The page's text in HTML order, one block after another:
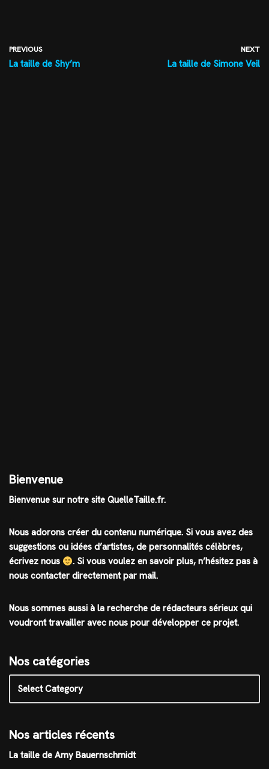
PREVIOUS
La taille de Shy’m
NEXT
La taille de Simone Veil
Bienvenue
Bienvenue sur notre site QuelleTaille.fr.
Nous adorons créer du contenu numérique. Si vous avez des
suggestions ou idées d’artistes, de personnalités célèbres,
écrivez nous
. Si vous voulez en savoir plus, n’hésitez pas à
nous contacter directement par mail.
Nous sommes aussi à la recherche de rédacteurs sérieux qui
voudront travailler avec nous pour développer ce projet.
Nos catégories
Nos articles récents
La taille de Amy Bauernschmidt